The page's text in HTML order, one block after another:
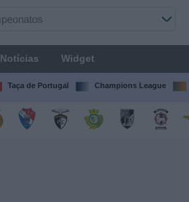
Notícias Widget
Taça de Portugal Champions League